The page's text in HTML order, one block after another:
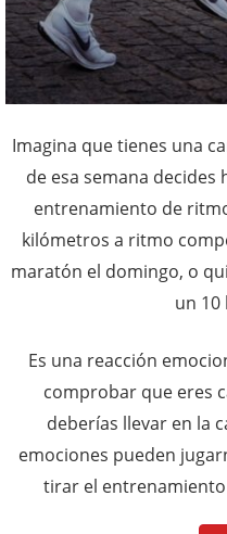
Imagina que tienes una
de esa semana
entrenamiento de
kilómetros a ritmo
maratón el domingo, o
un 10
Es una reacción
comprobar que eres
deberías llevar en la
emociones pueden
tirar el